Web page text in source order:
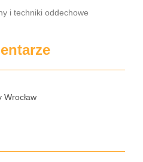
i techniki oddechowe